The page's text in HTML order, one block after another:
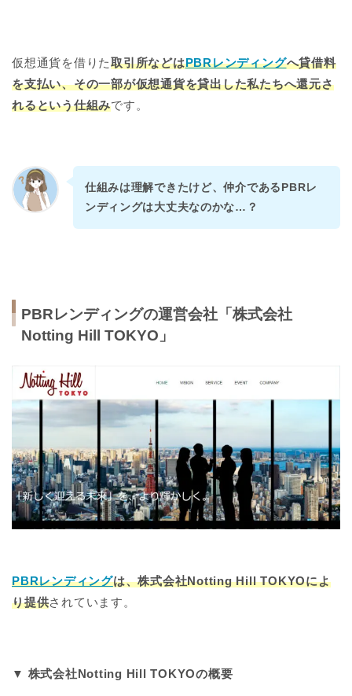
仮想通貨を借りた取引所などはPBRレンディングへ貸借料
を支払い、その一部が仮想通貨を貸出した私たちへ還元さ
れるという仕組みです。
仕組みは理解できたけど、仲介であるPBRレ
ンディングは大丈夫なのかな…？
PBRレンディングの運営会社「株式会社
Notting Hill TOKYO」
PBRレンディングは、株式会社Notting Hill TOKYOによ
り提供されています。
▼ 株式会社Notting Hill TOKYOの概要